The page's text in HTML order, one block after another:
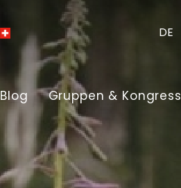
DE
Blog Gruppen & Kongress